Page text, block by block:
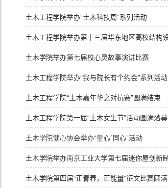
土木工程学院举办“土木科技周”系列活动
土木工程学院举办第十三届华东地区高校结构
土木学院举办第七届校心灵故事演讲比赛
土木工程学院举办“我与院长有个约会”系列活动
土木工程学院“土木嘉年华之对抗赛”圆满结束
土木工程学院第一届“土木女生节”活动圆满落幕
土木学院健心协会举办“童心˙同心”活动
土木学院举办南京工业大学第七届迷你屋创新
土木学院第四届“正青春，正能量”征文比赛圆